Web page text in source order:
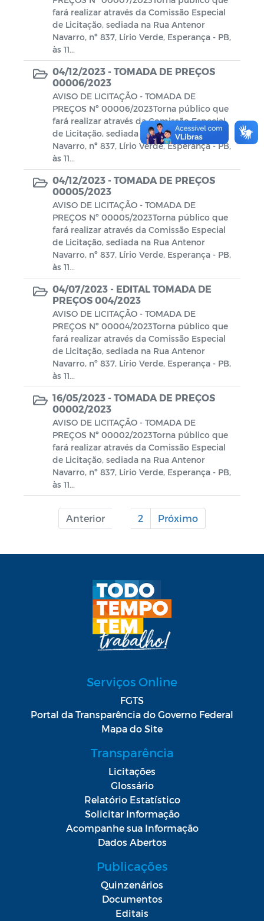
fará realizar através da Comissão Especial
de Licitação, sediada na Rua Antenor
Navarro, nº 837, Lírio Verde, Esperança - PB,
às 11...
04/12/2023 - TOMADA DE PREÇOS
00006/2023
AVISO DE LICITAÇÃO - TOMADA DE
PREÇOS Nº 00006/2023Torna público que
fará realizar através da Comissão Especial
de Licitação, sediada na Rua Antenor
Navarro, nº 837, Lírio Verde, Esperança - PB,
às 11...
04/12/2023 - TOMADA DE PREÇOS
00005/2023
AVISO DE LICITAÇÃO - TOMADA DE
PREÇOS Nº 00005/2023Torna público que
fará realizar através da Comissão Especial
de Licitação, sediada na Rua Antenor
Navarro, nº 837, Lírio Verde, Esperança - PB,
às 11...
04/07/2023 - EDITAL TOMADA DE
PREÇOS 004/2023
AVISO DE LICITAÇÃO - TOMADA DE
PREÇOS Nº 00004/2023Torna público que
fará realizar através da Comissão Especial
de Licitação, sediada na Rua Antenor
Navarro, nº 837, Lírio Verde, Esperança - PB,
às 11...
16/05/2023 - TOMADA DE PREÇOS
00002/2023
AVISO DE LICITAÇÃO - TOMADA DE
PREÇOS Nº 00002/2023Torna público que
fará realizar através da Comissão Especial
de Licitação, sediada na Rua Antenor
Navarro, nº 837, Lírio Verde, Esperança - PB,
às 11...
Anterior 2 Próximo
Serviços Online
FGTS
Portal da Transparência do Governo Federal
Mapa do Site
Transparência
Licitações
Glossário
Relatório Estatístico
Solicitar Informação
Acompanhe sua Informação
Dados Abertos
Publicações
Quinzenários
Documentos
Editais